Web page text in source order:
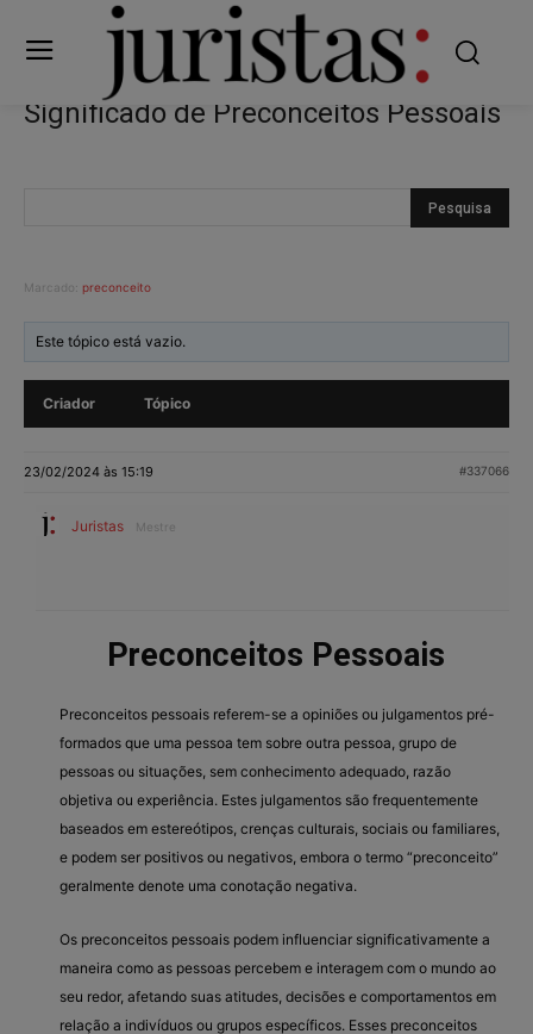
Significado de Preconceitos Pessoais
Marcado: preconceito
Este tópico está vazio.
Criador Tópico
23/02/2024 às 15:19 #337066
Juristas Mestre
Preconceitos Pessoais
Preconceitos pessoais referem-se a opiniões ou julgamentos pré-
formados que uma pessoa tem sobre outra pessoa, grupo de
pessoas ou situações, sem conhecimento adequado, razão
objetiva ou experiência. Estes julgamentos são frequentemente
baseados em estereótipos, crenças culturais, sociais ou familiares,
e podem ser positivos ou negativos, embora o termo “preconceito”
geralmente denote uma conotação negativa.
Os preconceitos pessoais podem influenciar significativamente a
maneira como as pessoas percebem e interagem com o mundo ao
seu redor, afetando suas atitudes, decisões e comportamentos em
relação a indivíduos ou grupos específicos. Esses preconceitos